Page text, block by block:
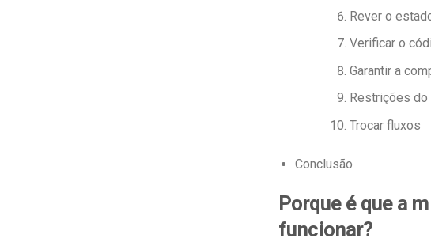
Rever o
Verificar o
Garantir a
Restrições
Trocar fluxos
Conclusão
Porque é que a
funcionar?